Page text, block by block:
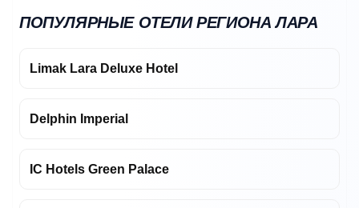
ПОПУЛЯРНЫЕ ОТЕЛИ РЕГИОНА ЛАРА
Limak Lara Deluxe Hotel
Delphin Imperial
IC Hotels Green Palace